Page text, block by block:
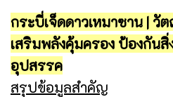
กระบี่เจ็ดดาวเหมาซาน | วั
เสริมพลังคุ้มครอง ป้องกัน
อุปสรรค
สรุปข้อมูลสำคัญ